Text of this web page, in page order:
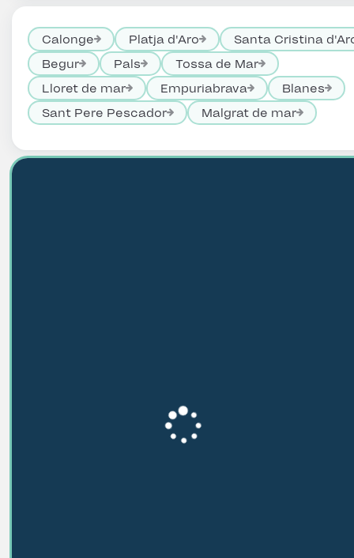
Calonge Platja d'Aro
Santa Cristina
Begur
Pals
Tossa de Mar
Lloret de mar
Empuriabrava
Blanes
Sant Pere Pescador
Malgrat de mar